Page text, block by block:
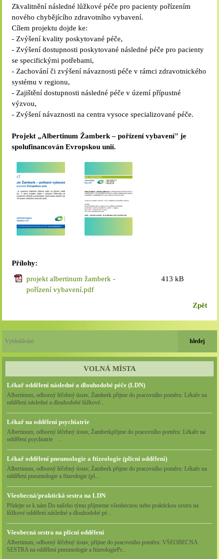
Zkvalitnění následné lůžkové péče pro pacienty pořízením
nového chybějícího zdravotního vybavení.
Cílem projektu dojde ke:
- Zvýšení kvality poskytované péče,
- Zvýšení dostupnosti poskytované následné péče pro pacienty
se specifickými potřebami,
- Zachování či zvýšení návaznosti péče v rámci zdravotnického
systému v regionu,
- Zajištění dostupnosti následné péče v území přípustné
výzvou,
- Zvýšení návaznosti na centra vysoce specializované péče.
Projekt „Albertinum Žamberk – pořízení vybavení" je
spolufinancován Evropskou unií.
Přílohy:
projekt albertinum žamberk -
pořízení vybavení.pdf
413 kB
Zpět
VOLNÁ MÍSTA
Lékař oddělení následné a dlouhodobé péče (LDN)
Albertinum, odborný léčebný ústav, Žamberk přijme do pracovního poměru: Lékaře na
oddělení následné a dlouhodobé lůžkové...
Lékař na oddělení psychiatrie
Albertinum, odborný léčebný ústav, Žamberkpřijme do pracovního poměru: Lékaře na
oddělení psychiatrie ...
Lékař oddělení pneumologie a ftizeologie (plicní oddělení)
Albertinum, odborný léčebný ústav, Žamberk přijme do pracovního poměru: Lékaře na
oddělení pneumologie a ftizeologie (pl...
Všeobecná/praktická sestra na LDN
Přidejte se k nám Do našeho týmu přijmeme všeobecnou nebo praktickou sestru na
lůžkové oddělení následné a dlouhodobé pé...
Všeobecná sestra na plicní oddělení
Albertinum, odborný léčebný ústav, přijme do pracovního poměru: VŠEOBECNÁ
SESTRA na oddělení pneumologie a ftizeologiePr...